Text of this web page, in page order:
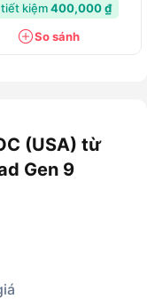
kiệm400,000 ₫
So sánh
(USA) từ
Gen 9